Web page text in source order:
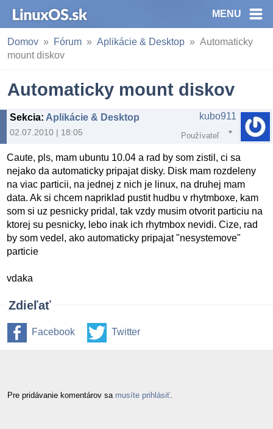
MENU
Domov Fórum Aplikácie & Desktop
Automaticky
mount diskov
Automaticky mount diskov
Sekcia: Aplikácie & Desktop
02.07.2010 | 18:05
kubo911
Používateľ
Caute, pls, mam ubuntu 10.04 a rad by som zistil, ci sa
nejako da automaticky pripajat disky. Disk mam rozdeleny
na viac particii, na jednej z nich je linux, na druhej mam
data. Ak si chcem napriklad pustit hudbu v rhytmboxe, kam
som si uz pesnicky pridal, tak vzdy musim otvorit particiu na
ktorej su pesnicky, lebo inak ich rhytmbox nevidi. Cize, rad
by som vedel, ako automaticky pripajat "nesystemove"
particie
vdaka
Zdieľať
Facebook Twitter
Pre pridávanie komentárov sa musíte prihlásiť